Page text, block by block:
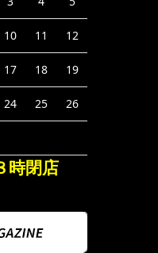
10 11 12
17 18 19
24 25 26
時閉店